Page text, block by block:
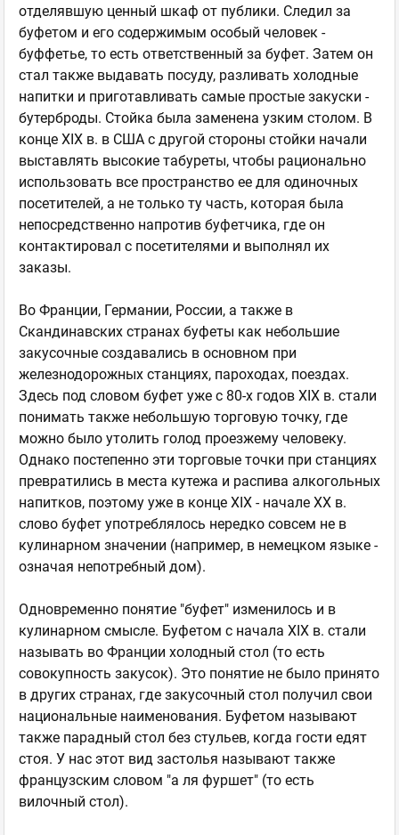
отделявшую ценный шкаф от публики. Следил за
буфетом и его содержимым особый человек -
буффетье, то есть ответственный за буфет. Затем он
стал также выдавать посуду, разливать холодные
напитки и приготавливать самые простые закуски -
бутерброды. Стойка была заменена узким столом. В
конце XIX в. в США с другой стороны стойки начали
выставлять высокие табуреты, чтобы рационально
использовать все пространство ее для одиночных
посетителей, а не только ту часть, которая была
непосредственно напротив буфетчика, где он
контактировал с посетителями и выполнял их
заказы.
Во Франции, Германии, России, а также в
Скандинавских странах буфеты как небольшие
закусочные создавались в основном при
железнодорожных станциях, пароходах, поездах.
Здесь под словом буфет уже с 80-х годов XIX в. стали
понимать также небольшую торговую точку, где
можно было утолить голод проезжему человеку.
Однако постепенно эти торговые точки при станциях
превратились в места кутежа и распива алкогольных
напитков, поэтому уже в конце XIX - начале XX в.
слово буфет употреблялось нередко совсем не в
кулинарном значении (например, в немецком языке -
означая непотребный дом).
Одновременно понятие "буфет" изменилось и в
кулинарном смысле. Буфетом с начала XIX в. стали
называть во Франции холодный стол (то есть
совокупность закусок). Это понятие не было принято
в других странах, где закусочный стол получил свои
национальные наименования. Буфетом называют
также парадный стол без стульев, когда гости едят
стоя. У нас этот вид застолья называют также
французским словом "а ля фуршет" (то есть
вилочный стол).